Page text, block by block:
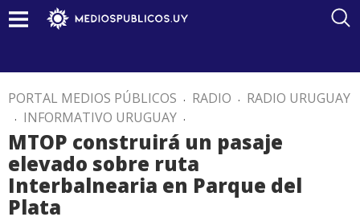
PORTAL MEDIOS PÚBLICOS . RADIO . RADIO URUGUAY
. INFORMATIVO URUGUAY .
MTOP construirá un pasaje
elevado sobre ruta
Interbalnearia en Parque del
Plata